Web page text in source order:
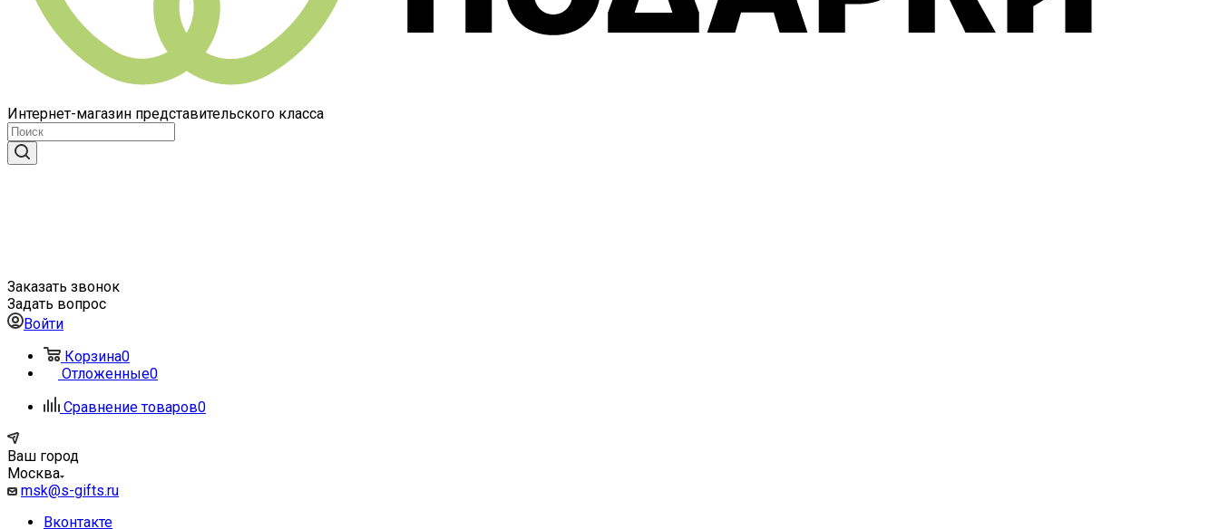
Интернет-магазин представительского класса
Заказать звонок
Задать вопрос
Войти
Корзина0
Отложенные0
Сравнение товаров0
Ваш город
Москва
msk@s-gifts.ru
Вконтакте